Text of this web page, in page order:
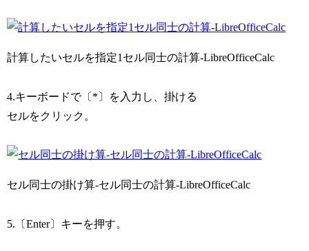
計算したいセルを指定1セル同士の計算-LibreOfficeCalc
4.キーボードで〔*〕を入力し、掛ける
セルをクリック。
セル同士の掛け算-セル同士の計算-LibreOfficeCalc
5.〔Enter〕キーを押す。